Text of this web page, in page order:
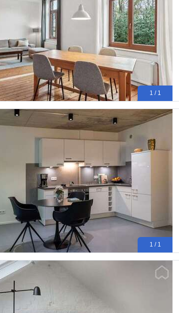
1 / 1
1 / 1